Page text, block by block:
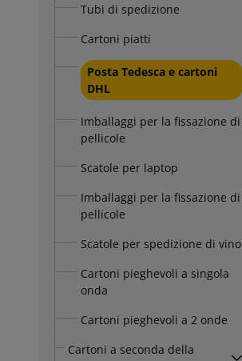
Tubi di spedizione
Cartoni piatti
Posta Tedesca e cartoni
DHL
Imballaggi per la fissazione di
pellicole
Scatole per laptop
Imballaggi per la fissazione di
pellicole
Scatole per spedizione di vino
Cartoni pieghevoli a singola
onda
Cartoni pieghevoli a 2 onde
Cartoni a seconda della